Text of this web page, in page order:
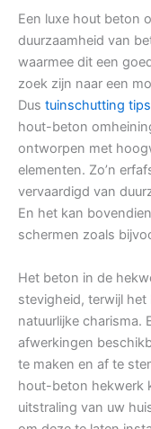
Een luxe hout beton
duurzaamheid van
waarmee dit een
zoek zijn naar een
Dus tuinschutting tips
hout-beton
ontworpen met
elementen. Zo’n
vervaardigd van
En het kan
schermen zoals
Het beton in de
stevigheid, terwijl
natuurlijke charisma.
afwerkingen
te maken en af te
hout-beton hekwerk
uitstraling van uw